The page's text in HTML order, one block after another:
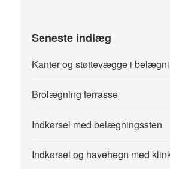
Seneste indlæg
Kanter og støttevægge i
Brolægning terrasse
Indkørsel med belægningssten
Indkørsel og havehegn med